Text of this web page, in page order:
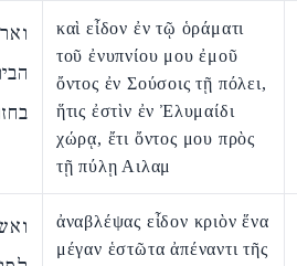
καὶ εἶδον ἐν τῷ ὁράματι
τοῦ ἐνυπνίου μου ἐμοῦ
ὄντος ἐν Σούσοις τῇ πόλει,
ἥτις ἐστὶν ἐν Ἐλυμαίδι
χώρᾳ, ἔτι ὄντος μου πρὸς
τῇ πύλῃ Αιλαμ
ἀναβλέψας εἶδον κριὸν ἕνα
μέγαν ἑστῶτα ἀπέναντι τῆς